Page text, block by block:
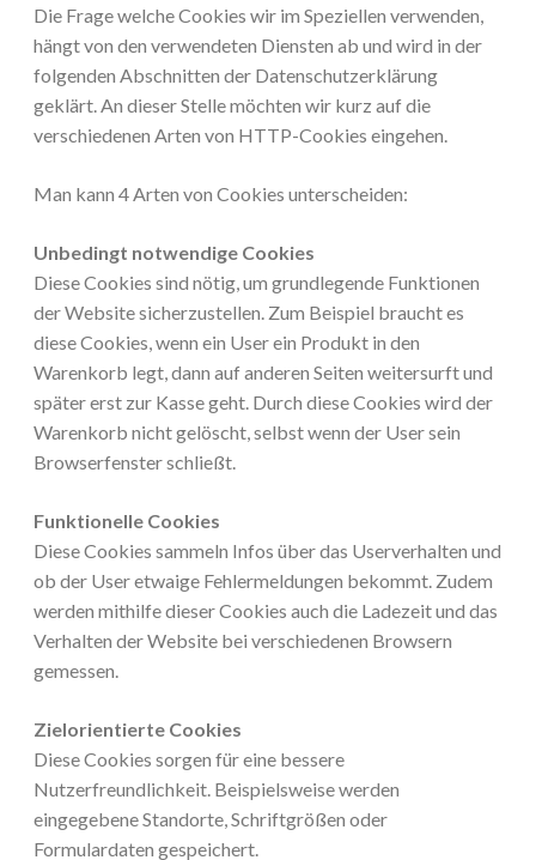
Die Frage welche Cookies wir im Speziellen verwenden,
hängt von den verwendeten Diensten ab und wird in der
folgenden Abschnitten der Datenschutzerklärung
geklärt. An dieser Stelle möchten wir kurz auf die
verschiedenen Arten von HTTP-Cookies eingehen.
Man kann 4 Arten von Cookies unterscheiden:
Unbedingt notwendige Cookies
Diese Cookies sind nötig, um grundlegende Funktionen
der Website sicherzustellen. Zum Beispiel braucht es
diese Cookies, wenn ein User ein Produkt in den
Warenkorb legt, dann auf anderen Seiten weitersurft und
später erst zur Kasse geht. Durch diese Cookies wird der
Warenkorb nicht gelöscht, selbst wenn der User sein
Browserfenster schließt.
Funktionelle Cookies
Diese Cookies sammeln Infos über das Userverhalten und
ob der User etwaige Fehlermeldungen bekommt. Zudem
werden mithilfe dieser Cookies auch die Ladezeit und das
Verhalten der Website bei verschiedenen Browsern
gemessen.
Zielorientierte Cookies
Diese Cookies sorgen für eine bessere
Nutzerfreundlichkeit. Beispielsweise werden
eingegebene Standorte, Schriftgrößen oder
Formulardaten gespeichert.